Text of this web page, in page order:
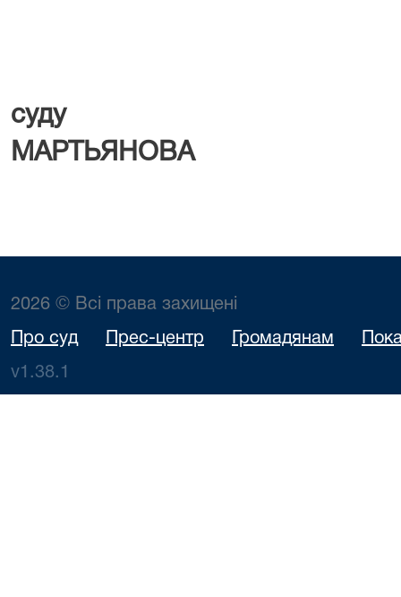
суду
МАРТЬЯНОВА
2026 © Всі права захищені
Про суд Прес-центр Громадянам
v1.38.1